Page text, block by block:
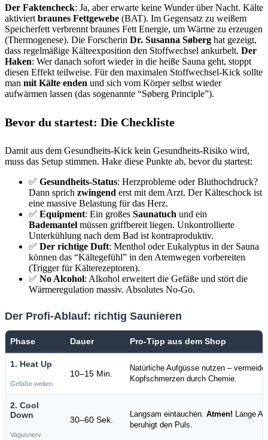
Der Faktencheck: Ja, aber erwarte keine Wunder über Nacht. Kälte
aktiviert braunes Fettgewebe (BAT). Im Gegensatz zu weißem
Speicherfett verbrennt braunes Fett Energie, um Wärme zu erzeugen
(Thermogenese). Die Forscherin Dr. Susanna Søberg hat gezeigt,
dass regelmäßige Kälteexposition den Stoffwechsel ankurbelt. Der
Haken: Wer danach sofort wieder in die heiße Sauna geht, stoppt
diesen Effekt teilweise. Für den maximalen Stoffwechsel-Kick sollte
man mit Kälte enden und sich vom Körper selbst wieder
aufwärmen lassen (das sogenannte “Søberg Principle”).
Bevor du startest: Die Checkliste
Damit aus dem Gesundheits-Kick kein Gesundheits-Risiko wird,
muss das Setup stimmen. Hake diese Punkte ab, bevor du startest:
✅ Gesundheits-Status: Herzprobleme oder Bluthochdruck?
Dann sprich zwingend erst mit dem Arzt. Der Kälteschock ist
eine massive Belastung für das Herz.
✅ Equipment: Ein großes Saunatuch und ein
Bademantel müssen griffbereit liegen. Unkontrollierte
Unterkühlung nach dem Bad ist kontraproduktiv.
✅ Der richtige Duft: Menthol oder Eukalyptus in der Sauna
können das “Kältegefühl” in den Atemwegen vorbereiten
(Trigger für Kälterezeptoren).
✅ No Alcohol: Alkohol erweitert die Gefäße und stört die
Wärmeregulation massiv. Absolutes No-Go.
Der Profi-Ablauf: richtig Saunieren
Phase Dauer Pro-Tipp aus dem Shop
1. Heat Up
Gefäße weiten
10–15 Min.
Natürliche Aufgüsse nutzen – vermeidet
Kopfschmerzen durch Chemie.
2. Cool
Down
Vagusnerv
30–60 Sek.
Langsam eintauchen. Atmen! Lange
beruhigt den Puls.